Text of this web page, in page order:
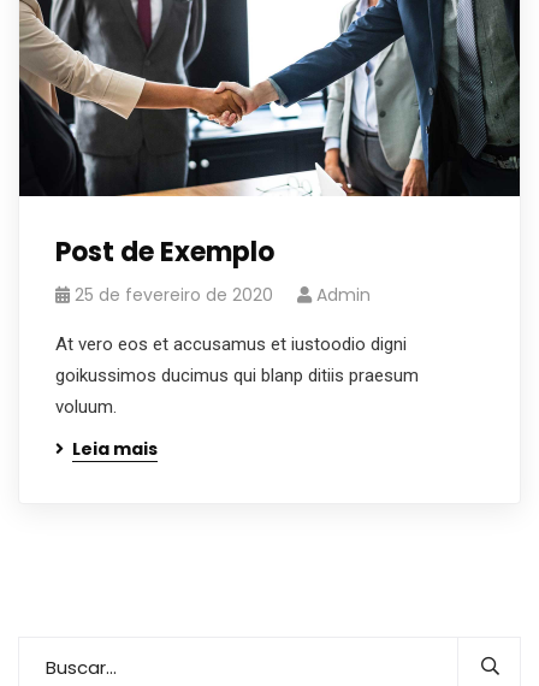
Post de Exemplo
25 de fevereiro de 2020 Admin
At vero eos et accusamus et iustoodio digni
goikussimos ducimus qui blanp ditiis praesum
voluum.
Leia mais